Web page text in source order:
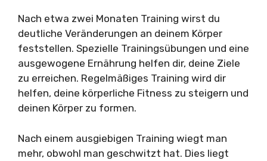
Nach etwa zwei Monaten Training wirst du
deutliche Veränderungen an deinem Körper
feststellen. Spezielle Trainingsübungen und eine
ausgewogene Ernährung helfen dir, deine Ziele
zu erreichen. Regelmäßiges Training wird dir
helfen, deine körperliche Fitness zu steigern und
deinen Körper zu formen.
Nach einem ausgiebigen Training wiegt man
mehr, obwohl man geschwitzt hat. Dies liegt